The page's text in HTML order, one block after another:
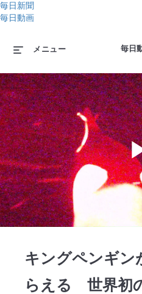
毎日新聞
毎日動画
毎日
メニュー
キングペンギン
らえる 世界初